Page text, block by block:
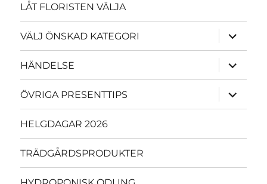
LÅT FLORISTEN VÄLJA
VÄLJ ÖNSKAD KATEGORI
HÄNDELSE
ÖVRIGA PRESENTTIPS
HELGDAGAR 2026
TRÄDGÅRDSPRODUKTER